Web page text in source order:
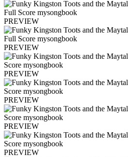
PREVIEW
PREVIEW
PREVIEW
PREVIEW
PREVIEW
PREVIEW